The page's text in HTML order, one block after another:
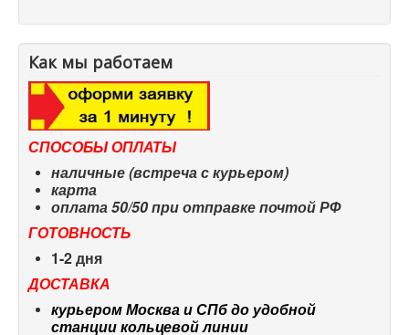
Как мы работаем
СПОСОБЫ ОПЛАТЫ
наличные (встреча с курьером)
карта
оплата 50/50 при отправке почтой РФ
ГОТОВНОСТЬ
1-2 дня
ДОСТАВКА
курьером Москва и СПб до удобной
станции кольцевой линии